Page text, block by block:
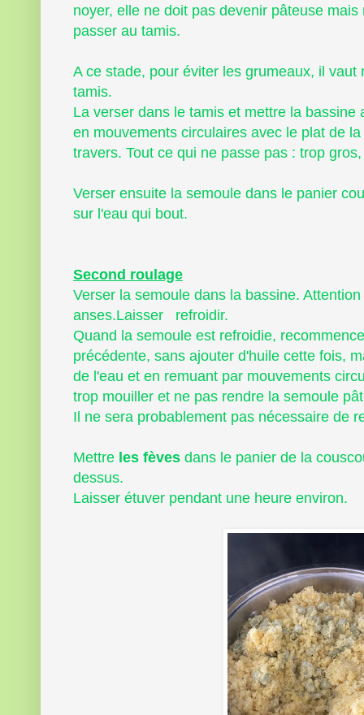
noyer, elle ne doit pas devenir pâteuse
passer au tamis.
A ce stade, pour éviter les grumeaux, il
tamis.
La verser dans le tamis et mettre la bassine
en mouvements circulaires avec le plat de
travers. Tout ce qui ne passe pas : trop
Verser ensuite la semoule dans le panier
sur l'eau qui bout.
Second roulage
Verser la semoule dans la bassine.
anses.Laisser refroidir.
Quand la semoule est refroidie,
précédente, sans ajouter d'huile cette fois,
de l'eau et en remuant par mouvements
trop mouiller et ne pas rendre la semoule
Il ne sera probablement pas nécessaire de
Mettre les fèves dans le panier de la
dessus.
Laisser étuver pendant une heure environ.